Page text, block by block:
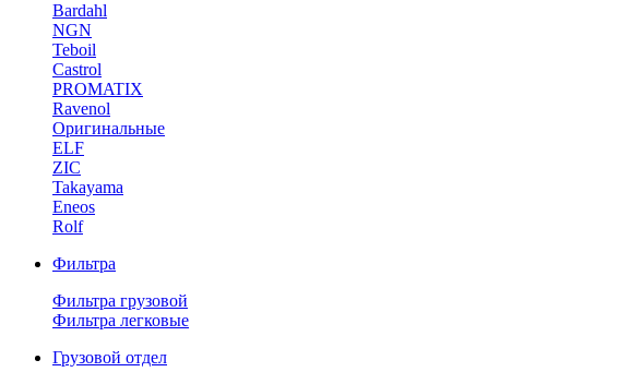
Bardahl
NGN
Teboil
Castrol
PROMATIX
Ravenol
Оригинальные
ELF
ZIC
Takayama
Eneos
Rolf
Фильтра
Фильтра грузовой
Фильтра легковые
Грузовой отдел